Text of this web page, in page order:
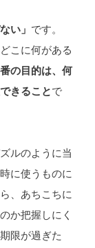
い」 です。
こに何がある
の目的は、何
きることで
ルのように当
に使うものに
、あちこちに
か把握しにく
限が過ぎた